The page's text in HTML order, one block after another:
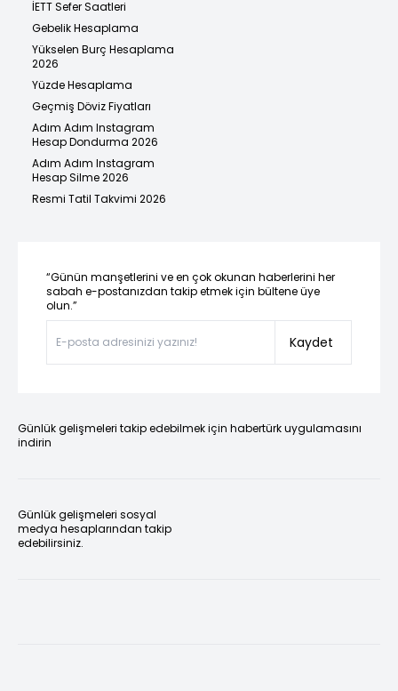
İETT Sefer Saatleri
Gebelik Hesaplama
Yükselen Burç Hesaplama
2026
Yüzde Hesaplama
Geçmiş Döviz Fiyatları
Adım Adım Instagram
Hesap Dondurma 2026
Adım Adım Instagram
Hesap Silme 2026
Resmi Tatil Takvimi 2026
“Günün manşetlerini ve en çok okunan haberlerini her
sabah e-postanızdan takip etmek için bültene üye
olun.”
Kaydet
Günlük gelişmeleri takip edebilmek için habertürk uygulamasını
indirin
Günlük gelişmeleri sosyal
medya hesaplarından takip
edebilirsiniz.